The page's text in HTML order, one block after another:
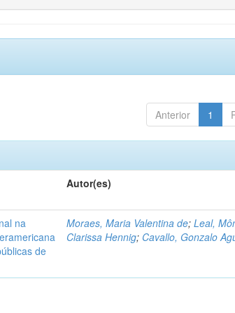
Anterior 1
Autor(es)
na
de
Moraes, Maria Valentina de;Leal,
Clarissa Hennig; Cavallo, Gonzalo